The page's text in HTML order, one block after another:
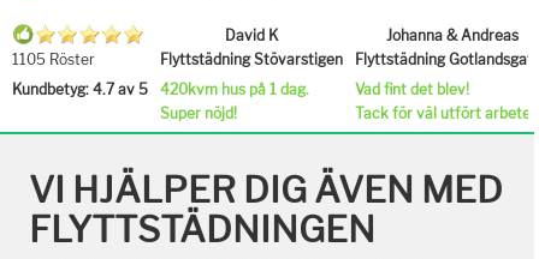
1105 Röster
Kundbetyg: 4.7 av 5
David K
Flyttstädning Stövarstigen
420kvm hus på 1 dag.
Super nöjd!
Johanna & Andreas
Flyttstädning
Vad fint det blev!
Tack för väl utfört arbete.
VI HJÄLPER DIG ÄVEN MED
FLYTTSTÄDNINGEN